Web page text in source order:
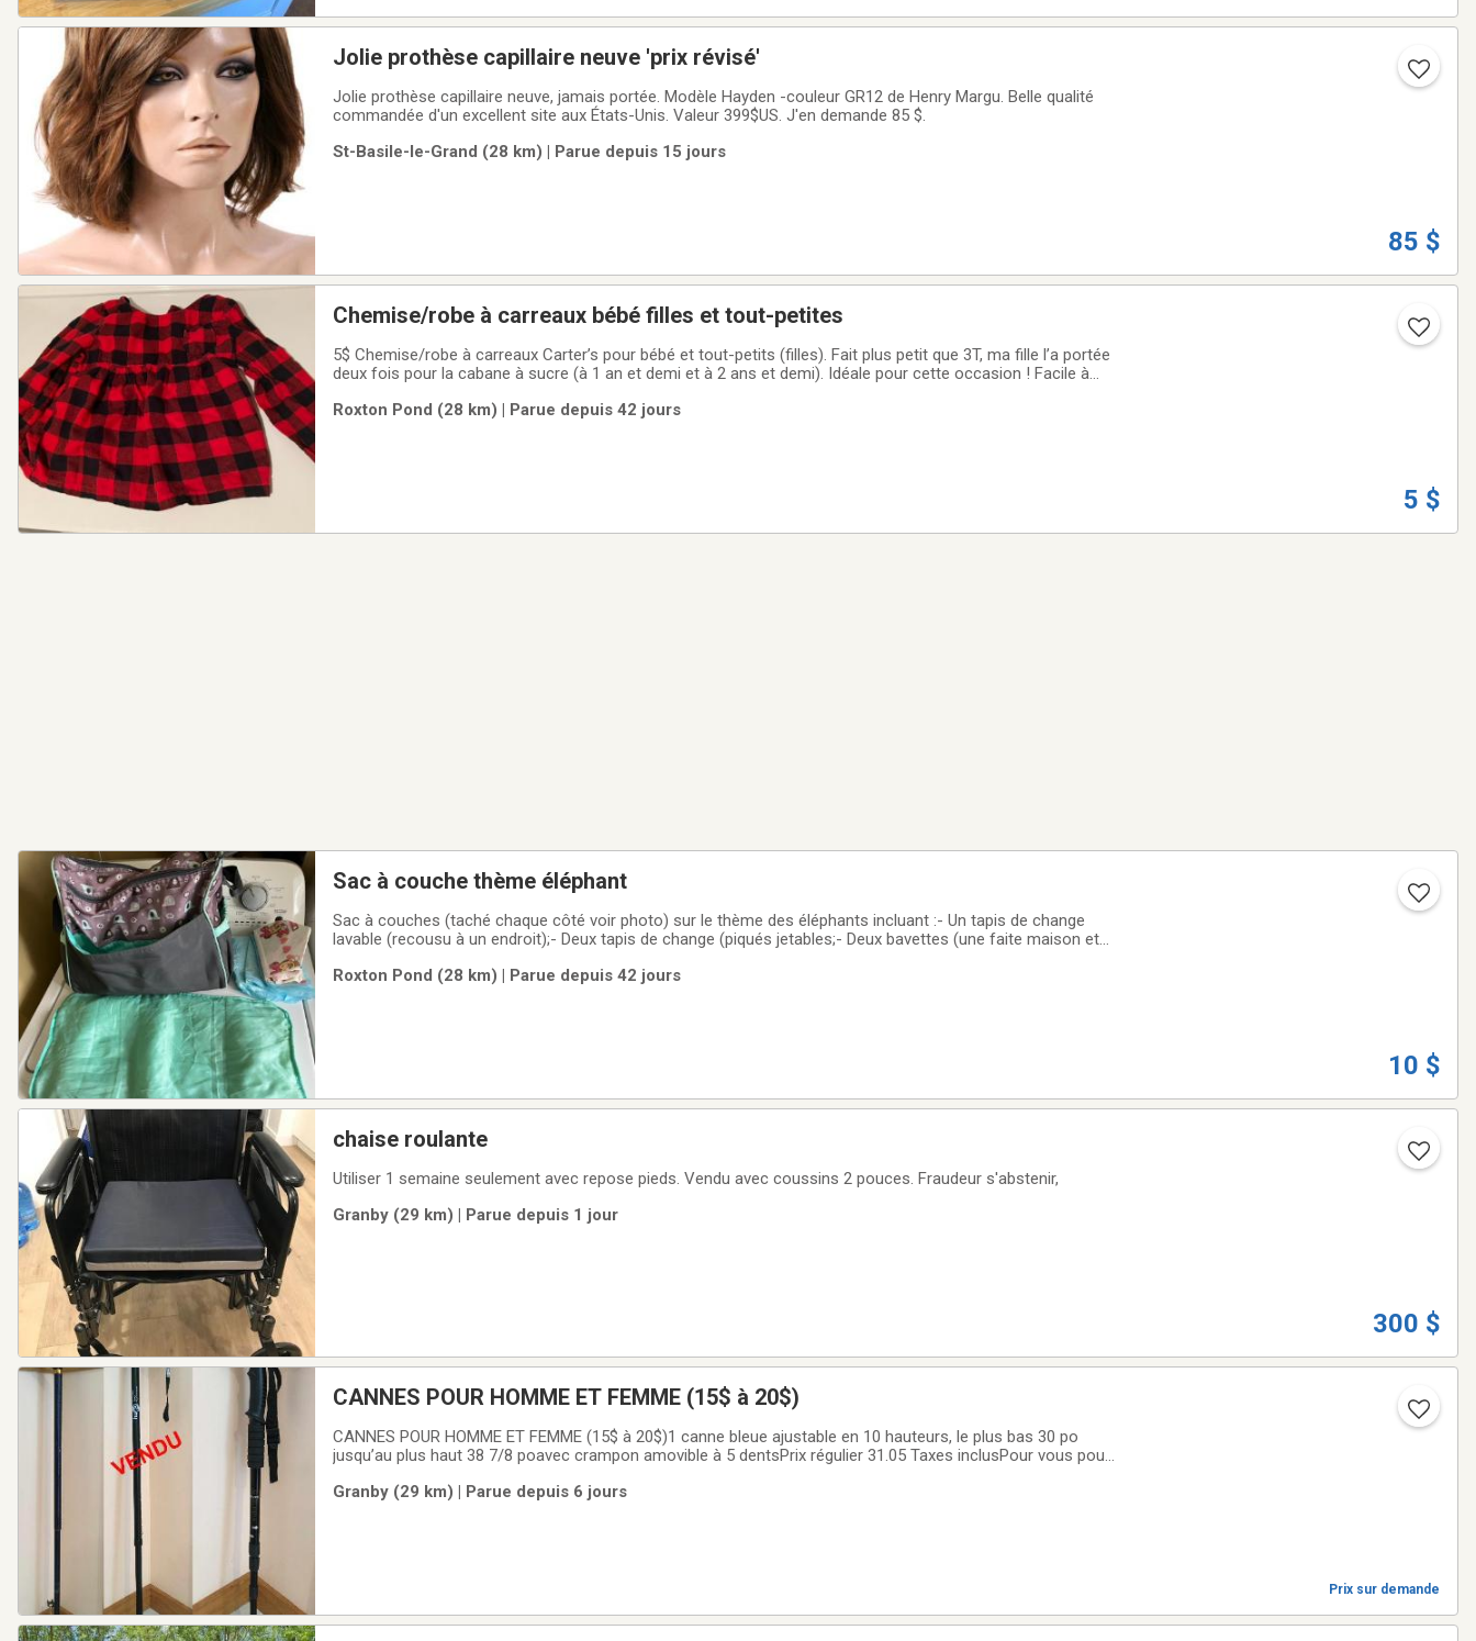
Jolie prothèse capillaire neuve 'prix révisé'
Jolie prothèse capillaire neuve, jamais portée. Modèle Hayden -couleur GR12 de Henry Margu. Belle qualité
commandée d'un excellent site aux États-Unis. Valeur 399$US. J'en demande 85 $.
St-Basile-le-Grand (28 km) | Parue depuis 15 jours
85 $
Chemise/robe à carreaux bébé filles et tout-petites
5$ Chemise/robe à carreaux Carter’s pour bébé et tout-petits (filles). Fait plus petit que 3T, ma fille l’a portée
deux fois pour la cabane à sucre (à 1 an et demi et à 2 ans et demi). Idéale pour cette occasion ! Facile à
confortable unisexe
Roxton Pond (28 km) | Parue depuis 42 jours
5 $
Sac à couche thème éléphant
Sac à couches (taché chaque côté voir photo) sur le thème des éléphants incluant :- Un tapis de change
lavable (recousu à un endroit);- Deux tapis de change (piqués jetables;- Deux bavettes (une faite maison et
Roxton Pond (28 km) | Parue depuis 42 jours
10 $
chaise roulante
Utiliser 1 semaine seulement avec repose pieds. Vendu avec coussins 2 pouces. Fraudeur s'abstenir,
Granby (29 km) | Parue depuis 1 jour
300 $
CANNES POUR HOMME ET FEMME (15$ à 20$)
CANNES POUR HOMME ET FEMME (15$ à 20$)1 canne bleue ajustable en 10 hauteurs, le plus bas 30 po
jusqu’au plus haut 38 7/8 poavec crampon amovible à 5 dentsPrix régulier 31.05 Taxes inclusPour vous pour
po jusqu’au plus haut 37 pobout de la
Granby (29 km) | Parue depuis 6 jours
Prix sur demande